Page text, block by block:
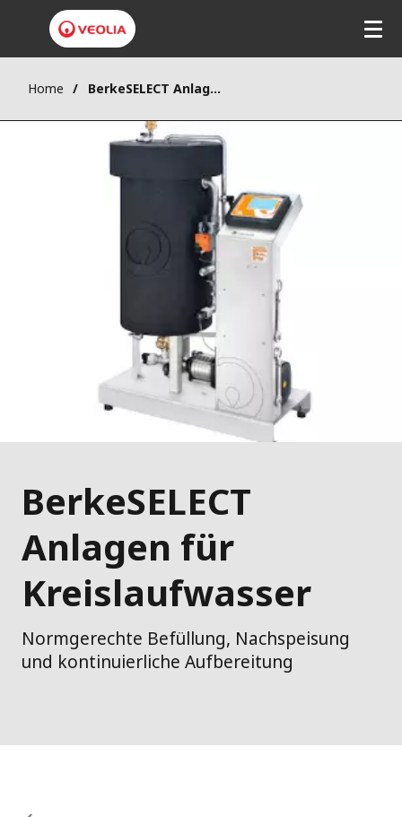
Home BerkeSELECT Anlagen für Kreislaufwasser
BerkeSELECT
Anlagen für
Kreislaufwasser
Normgerechte Befüllung, Nachspeisung
und kontinuierliche Aufbereitung